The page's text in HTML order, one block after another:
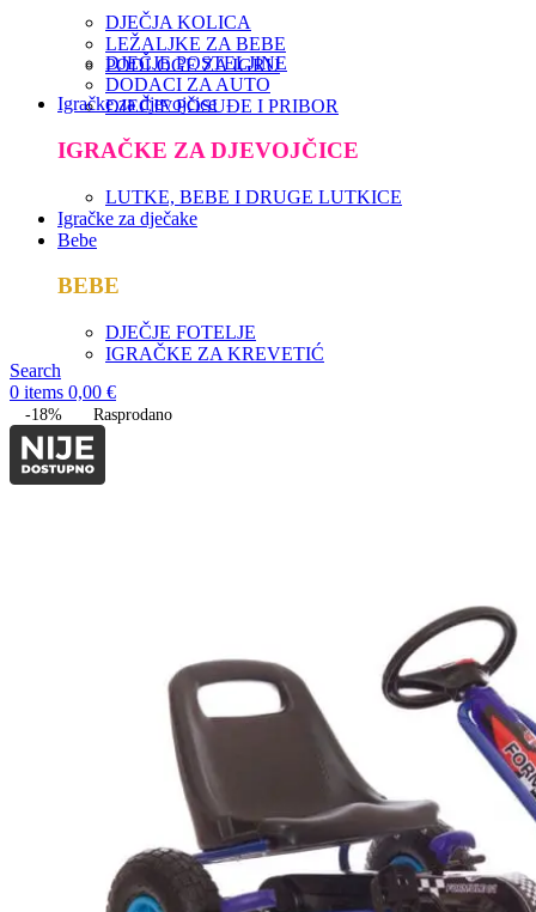
DJEČJA KOLICA
LEŽALJKE ZA BEBE
PODLOGE ZA IGRU
DJEČJE POSTELJINE
DODACI ZA AUTO
DJEČJE POSUĐE I PRIBOR
Igračke za djevojčice
IGRAČKE ZA DJEVOJČICE
LUTKE, BEBE I DRUGE LUTKICE
Igračke za dječake
Bebe
BEBE
DJEČJE FOTELJE
IGRAČKE ZA KREVETIĆ
Search
0 items 0,00 €
-18% Rasprodano